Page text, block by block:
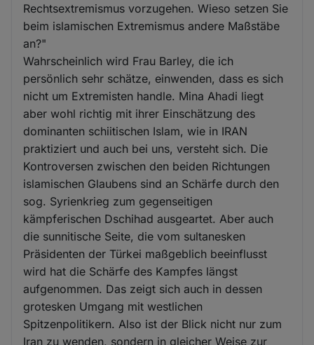
Rechtsextremismus vorzugehen. Wieso setzen Sie
beim islamischen Extremismus andere Maßstäbe
an?"
Wahrscheinlich wird Frau Barley, die ich
persönlich sehr schätze, einwenden, dass es sich
nicht um Extremisten handle. Mina Ahadi liegt
aber wohl richtig mit ihrer Einschätzung des
dominanten schiitischen Islam, wie in IRAN
praktiziert und auch bei uns, versteht sich. Die
Kontroversen zwischen den beiden Richtungen
islamischen Glaubens sind an Schärfe durch den
sog. Syrienkrieg zum gegenseitigen
kämpferischen Dschihad ausgeartet. Aber auch
die sunnitische Seite, die vom sultanesken
Präsidenten der Türkei maßgeblich beeinflusst
wird hat die Schärfe des Kampfes längst
aufgenommen. Das zeigt sich auch in dessen
grotesken Umgang mit westlichen
Spitzenpolitikern. Also ist der Blick nicht nur zum
Iran zu wenden, sondern in gleicher Weise zur